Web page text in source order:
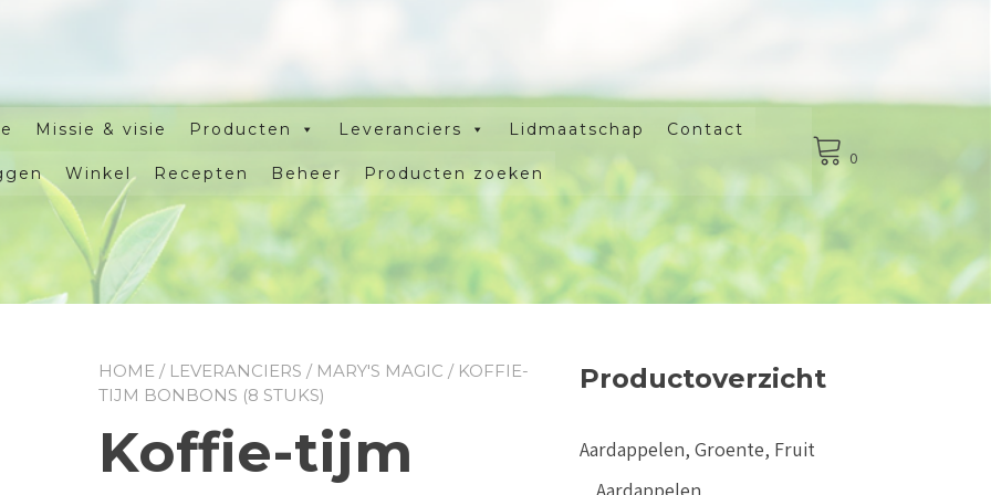
Missie & visie Producten Leveranciers Lidmaatschap Contact
Winkel Recepten Beheer Producten zoeken
0
HOME / LEVERANCIERS / MARY'S MAGIC / KOFFIE-
TIJM BONBONS (8 STUKS)
Koffie-tijm
Productoverzicht
Aardappelen, Groente, Fruit